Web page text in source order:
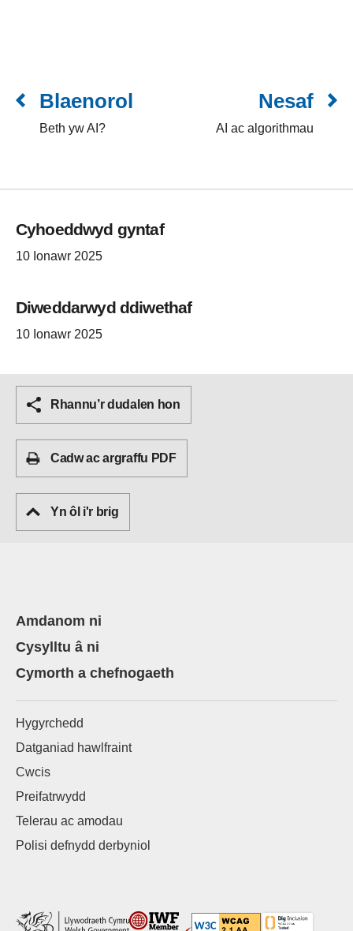
Blaenorol
Beth yw AI?
Nesaf
AI ac algorithmau
Cyhoeddwyd gyntaf
10 Ionawr 2025
Diweddarwyd ddiwethaf
10 Ionawr 2025
Rhannu’r dudalen hon
Cadw ac argraffu PDF
Yn ôl i'r brig
Amdanom ni
Cysylltu â ni
Cymorth a chefnogaeth
Hygyrchedd
Datganiad hawlfraint
Cwcis
Preifatrwydd
Telerau ac amodau
Polisi defnydd derbyniol